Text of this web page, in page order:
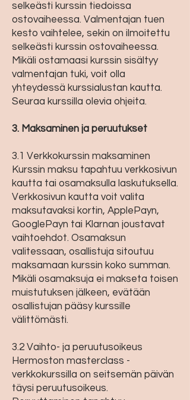
selkeästi kurssin tiedoissa
ostovaiheessa. Valmentajan tuen
kesto vaihtelee, sekin on ilmoitettu
selkeästi kurssin ostovaiheessa.
Mikäli ostamaasi kurssin sisältyy
valmentajan tuki, voit olla
yhteydessä kurssialustan kautta.
Seuraa kurssilla olevia ohjeita.
3. Maksaminen ja peruutukset
3.1 Verkkokurssin maksaminen
Kurssin maksu tapahtuu verkkosivun
kautta tai osamaksulla laskutuksella.
Verkkosivun kautta voit valita
maksutavaksi kortin, ApplePayn,
GooglePayn tai Klarnan joustavat
vaihtoehdot. Osamaksun
valitessaan, osallistuja sitoutuu
maksamaan kurssin koko summan.
Mikäli osamaksuja ei makseta toisen
muistutuksen jälkeen, evätään
osallistujan pääsy kurssille
välittömästi.
3.2 Vaihto- ja peruutusoikeus
Hermoston masterclass -
verkkokurssilla on seitsemän päivän
täysi peruutusoikeus.